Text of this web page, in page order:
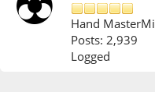
Hand
Posts: 2,939
Logged